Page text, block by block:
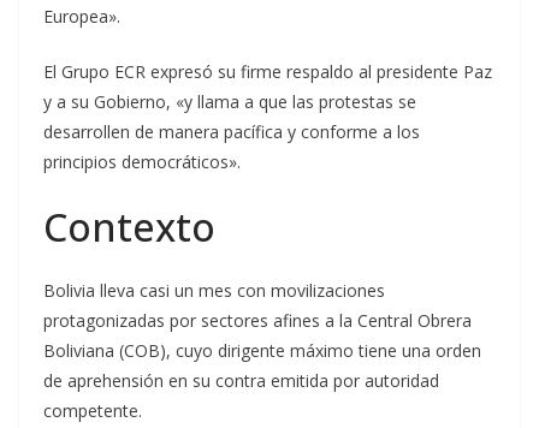
Europea».
El Grupo ECR expresó su firme respaldo al presidente Paz
y a su Gobierno, «y llama a que las protestas se
desarrollen de manera pacífica y conforme a los
principios democráticos».
Contexto
Bolivia lleva casi un mes con movilizaciones
protagonizadas por sectores afines a la Central Obrera
Boliviana (COB), cuyo dirigente máximo tiene una orden
de aprehensión en su contra emitida por autoridad
competente.